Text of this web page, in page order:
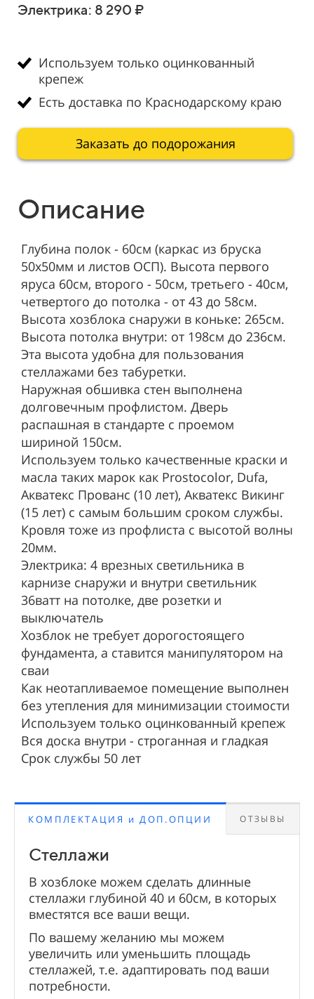
Электрика: 8 290 ₽
Используем только оцинкованный
крепеж
Есть доставка по Краснодарскому краю
Заказать до подорожания
Описание
Глубина полок - 60см (каркас из бруска
50х50мм и листов ОСП). Высота первого
яруса 60см, второго - 50см, третьего - 40см,
четвертого до потолка - от 43 до 58см.
Высота хозблока снаружи в коньке: 265см.
Высота потолка внутри: от 198см до 236см.
Эта высота удобна для пользования
стеллажами без табуретки.
Наружная обшивка стен выполнена
долговечным профлистом. Дверь
распашная в стандарте с проемом
шириной 150см.
Используем только качественные краски и
масла таких марок как Prostocolor, Dufa,
Акватекс Прованс (10 лет), Акватекс Викинг
(15 лет) с самым большим сроком службы.
Кровля тоже из профлиста с высотой волны
20мм.
Электрика: 4 врезных светильника в
карнизе снаружи и внутри светильник
36ватт на потолке, две розетки и
выключатель
Хозблок не требует дорогостоящего
фундамента, а ставится манипулятором на
сваи
Как неотапливаемое помещение выполнен
без утепления для минимизации стоимости
Используем только оцинкованный крепеж
Вся доска внутри - строганная и гладкая
Срок службы 50 лет
КОМПЛЕКТАЦИЯ и ДОП.ОПЦИИ ОТЗЫВЫ
Стеллажи
В хозблоке можем сделать длинные
стеллажи глубиной 40 и 60см, в которых
вместятся все ваши вещи.
По вашему желанию мы можем
увеличить или уменьшить площадь
стеллажей, т.е. адаптировать под ваши
потребности.